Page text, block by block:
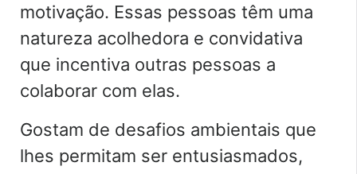
motivação. Essas pessoas têm uma
natureza acolhedora e convidativa
que incentiva outras pessoas a
colaborar com elas.
Gostam de desafios ambientais que
lhes permitam ser entusiasmados,